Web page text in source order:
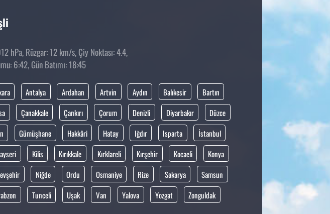
hPa, Rüzgar: 12 km/s, Çiy Noktası: 4.4,
6:42, Gün Batımı: 18:45
Antalya Ardahan Artvin Aydın Balıkesir
Bartın
Çanakkale Çankırı Çorum Denizli Diyarbakır
Düzce
Gümüşhane Hakkâri Hatay Iğdır Isparta
İstanbul
Kilis Kırıkkale Kırklareli Kırşehir Kocaeli
Konya
Niğde Ordu Osmaniye Rize Sakarya
Samsun
Tunceli Uşak Van Yalova Yozgat Zonguldak